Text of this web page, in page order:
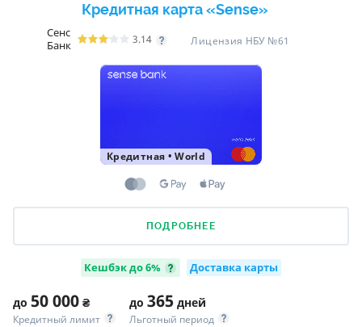
Кредитная карта «Sense»
Сенс
Банк
3.14 Лицензия НБУ №61
Кредитная •World
ПОДРОБНЕЕ
Кешбэк до 6% Доставка карты
до 50 000 ₴
Кредитный лимит
до 365 дней
Льготный период